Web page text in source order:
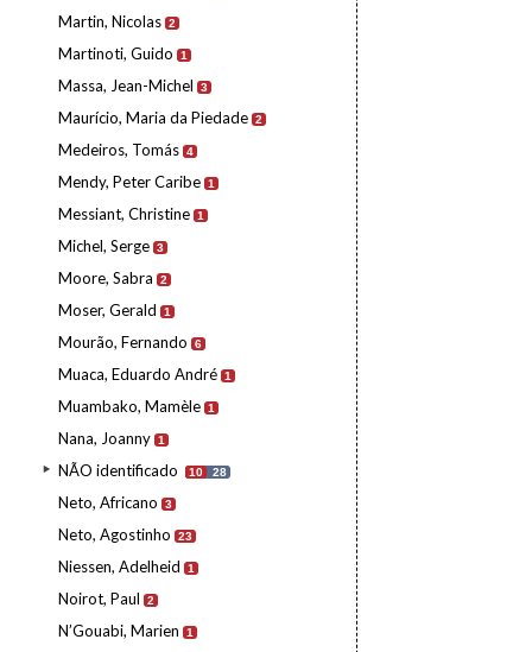
Martin, Nicolas 2
Martinoti, Guido 1
Massa, Jean-Michel 3
Maurício, Maria da Piedade 2
Medeiros, Tomás 4
Mendy, Peter Caribe 1
Messiant, Christine 1
Michel, Serge 3
Moore, Sabra 2
Moser, Gerald 1
Mourão, Fernando 6
Muaca, Eduardo André 1
Muambako, Mamèle 1
Nana, Joanny 1
NÃO identificado 10 28
Neto, Africano 3
Neto, Agostinho 23
Niessen, Adelheid 1
Noirot, Paul 2
N’Gouabi, Marien 1